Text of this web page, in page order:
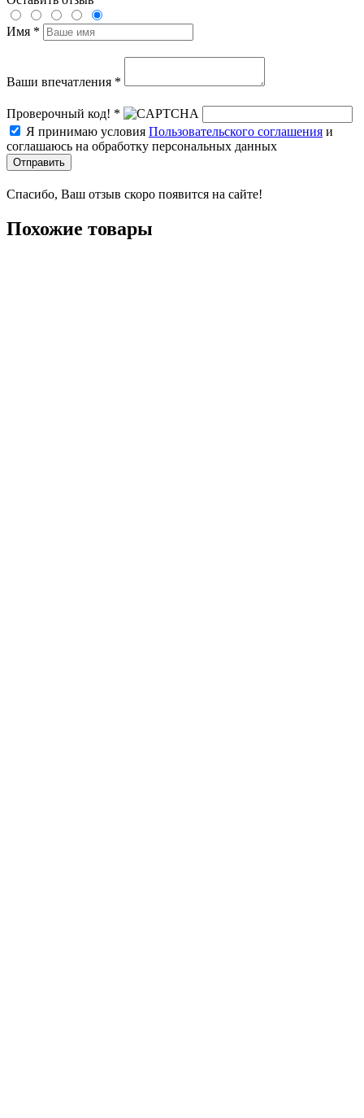
Имя *
Ваши впечатления *
Проверочный код! *
Я принимаю условия Пользовательского соглашения и
соглашаюсь на обработку персональных данных
Отправить
Спасибо, Ваш отзыв скоро появится на сайте!
Похожие товары